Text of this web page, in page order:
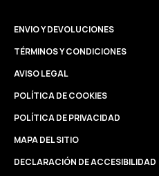
ENVIO Y DEVOLUCIONES
TÉRMINOS Y CONDICIONES
AVISO LEGAL
POLÍTICA DE COOKIES
POLÍTICA DE PRIVACIDAD
MAPA DEL SITIO
DECLARACIÓN DE ACCESIBILIDAD